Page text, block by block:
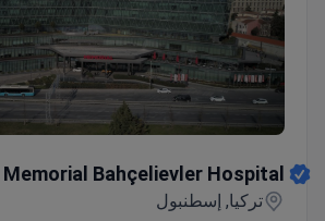
Memorial Bahçelievler Hospital
تركيا, إسطنبول